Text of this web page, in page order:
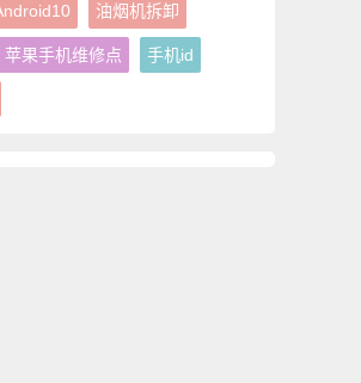
油烟机拆卸
苹果手机维修点 手机id